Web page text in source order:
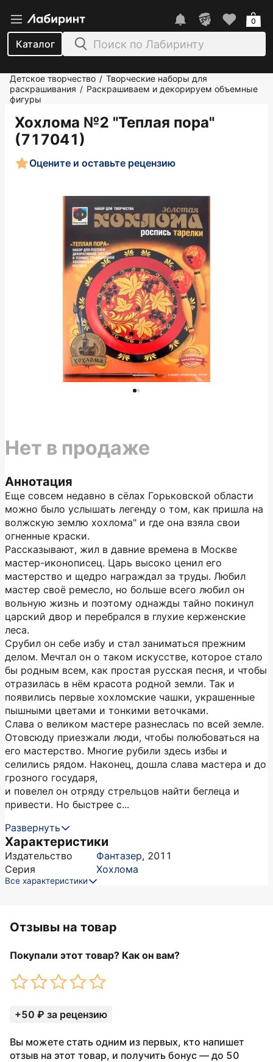
Каталог
0
Детское творчество / Творческие наборы для
раскрашивания / Раскрашиваем и декорируем объемные
фигуры
Хохлома №2 "Теплая пора"
(717041)
Оцените и оставьте рецензию
Аннотация
Еще совсем недавно в сёлах Горьковской области
можно было услышать легенду о том, как пришла на
волжскую землю хохлома" и где она взяла свои
огненные краски.
Рассказывают, жил в давние времена в Москве
мастер-иконописец. Царь высоко ценил его
мастерство и щедро награждал за труды. Любил
мастер своё ремесло, но больше всего любил он
вольную жизнь и поэтому однажды тайно покинул
царский двор и перебрался в глухие керженские
леса.
Срубил он себе избу и стал заниматься прежним
делом. Мечтал он о таком искусстве, которое стало
бы родным всем, как простая русская песня, и чтобы
отразилась в нём красота родной земли. Так и
появились первые хохломские чашки, украшенные
пышными цветами и тонкими веточками.
Слава о великом мастере разнеслась по всей земле.
Отовсюду приезжали люди, чтобы полюбоваться на
его мастерство. Многие рубили здесь избы и
селились рядом. Наконец, дошла слава мастера и до
грозного государя,
и повелел он отряду стрельцов найти беглеца и
привести. Но быстрее с...
Развернуть
Характеристики
Издательство Фантазер, 2011
Серия
Хохлома
Все характеристики
Нет в продаже
Отзывы на товар
Покупали этот товар? Как он вам?
+50 ₽ за рецензию
Вы можете стать одним из первых, кто напишет
отзыв на этот товар, и получить бонус — до 50